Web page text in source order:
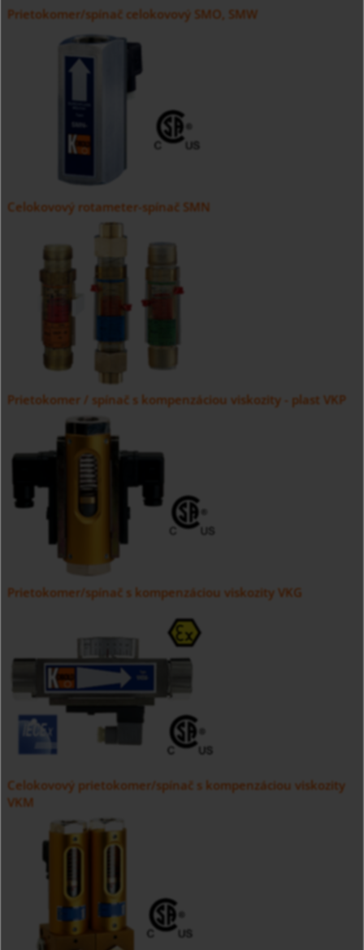
Prietokomer/spínač celokovový SMO, SMW
Celokovový rotameter-spínač SMN
Prietokomer / spínač s kompenzáciou viskozity - plast VKP
Prietokomer/spínač s kompenzáciou viskozity VKG
Celokovový prietokomer/spínač s kompenzáciou viskozity
VKM